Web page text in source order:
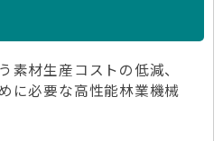
素材生産コストの低減、
に必要な高性能林業機械